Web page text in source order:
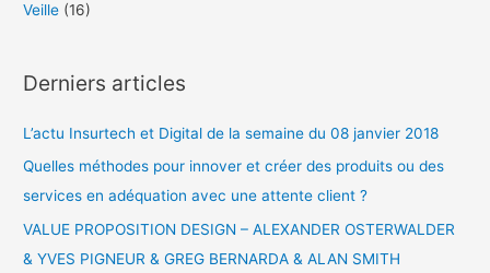
Veille (16)
Derniers articles
L’actu Insurtech et Digital de la semaine du 08 janvier 2018
Quelles méthodes pour innover et créer des produits ou des
services en adéquation avec une attente client ?
VALUE PROPOSITION DESIGN – ALEXANDER OSTERWALDER
& YVES PIGNEUR & GREG BERNARDA & ALAN SMITH